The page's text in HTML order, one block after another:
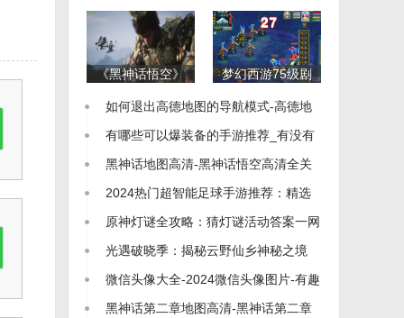
《黑神话悟空》
全地图一览及收
集品位置指南
梦幻西游75级剧
流程详细攻略
如何退出高德地图的导航模式-高德地
图怎么退出导航
有哪些可以爆装备的手游推荐_有没有
可以爆装备的手游
黑神话地图高清-黑神话悟空高清全关
卡地图图片
2024热门超智能足球手游推荐：精选
足球游戏大全
原神灯谜全攻略：猜灯谜活动答案一网
打尽！
光遇破晓季：揭秘云野仙乡神秘之境
微信头像大全-2024微信头像图片-有趣
的微信头像
黑神话第二章地图高清-黑神话第二章